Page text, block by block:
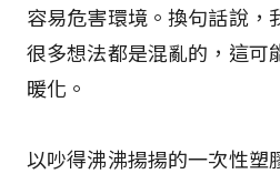
容易危害環境。換句話說，
很多想法都是混亂的，這可
暖化。
以吵得沸沸揚揚的一次性塑